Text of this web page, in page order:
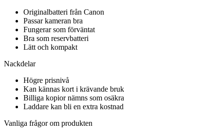
Originalbatteri från Canon
Passar kameran bra
Fungerar som förväntat
Bra som reservbatteri
Lätt och kompakt
Nackdelar
Högre prisnivå
Kan kännas kort i krävande bruk
Billiga kopior nämns som osäkra
Laddare kan bli en extra kostnad
Vanliga frågor om produkten